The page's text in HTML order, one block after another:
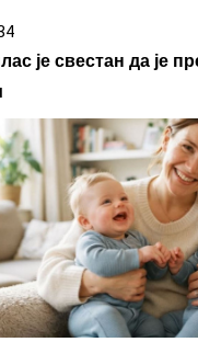
је свестан да је